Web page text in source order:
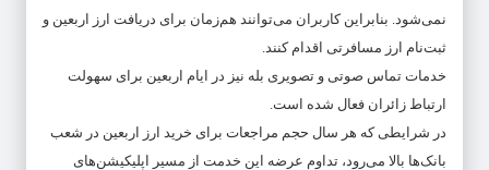
نمی‌شود. بنابراین کاربران می‌توانند هم‌زمان برای دریافت ارز اربعین و
ثبت‌نام ارز مسافرتی اقدام کنند.
خدمات تماس صوتی و تصویری بله نیز در ایام اربعین برای سهولت
ارتباط زائران فعال شده است.
در شرایطی که هر سال حجم مراجعات برای خرید ارز اربعین در شعب
بانک‌ها بالا می‌رود، تداوم عرضه این خدمت از مسیر اپلیکیشن‌های